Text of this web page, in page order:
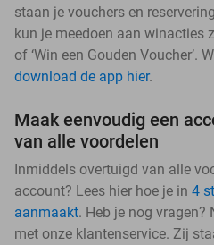
staan je vouchers en
kun je meedoen aan winacties
of ‘Win een Gouden Voucher’.
download de app hier.
Maak eenvoudig een
van alle voordelen
Inmiddels overtuigd van alle
account? Lees hier hoe je in 4
aanmaakt. Heb je nog vragen?
met onze klantenservice. Zij